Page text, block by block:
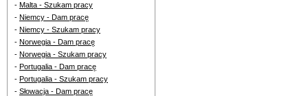
- Malta - Szukam pracy
- Niemcy - Dam pracę
- Niemcy - Szukam pracy
- Norwegia - Dam pracę
- Norwegia - Szukam pracy
- Portugalia - Dam pracę
- Portugalia - Szukam pracy
- Słowacja - Dam pracę